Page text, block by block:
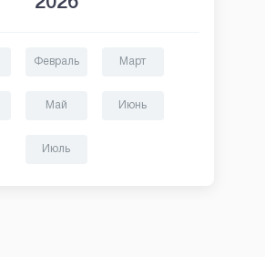
Февраль Март
Май Июнь
Июль